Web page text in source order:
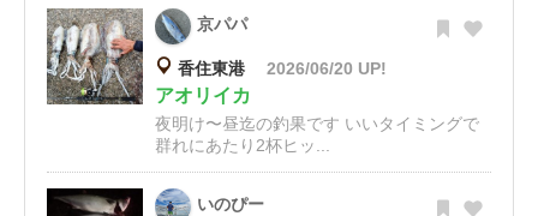
京パパ
香住東港 2026/06/20 UP!
アオリイカ
夜明け〜昼迄の釣果です いいタイミングで
群れにあたり2杯ヒッ...
いのぴー